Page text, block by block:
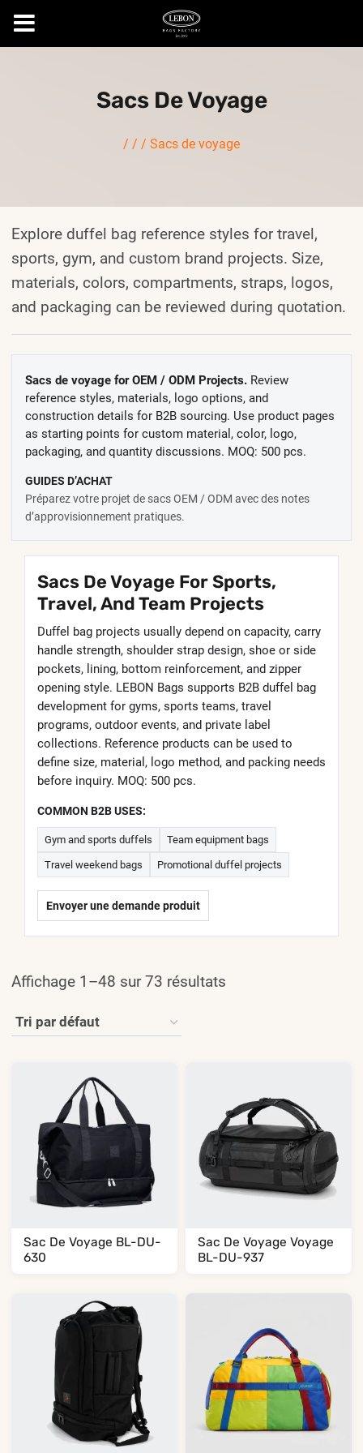
Sacs De Voyage
/ / / Sacs de voyage
Explore duffel bag reference styles for travel,
sports, gym, and custom brand projects. Size,
materials, colors, compartments, straps, logos,
and packaging can be reviewed during quotation.
Sacs de voyage for OEM / ODM Projects. Review
reference styles, materials, logo options, and
construction details for B2B sourcing. Use product pages
as starting points for custom material, color, logo,
packaging, and quantity discussions. MOQ: 500 pcs.
GUIDES D’ACHAT
Préparez votre projet de sacs OEM / ODM avec des notes
d’approvisionnement pratiques.
Sacs De Voyage For Sports,
Travel, And Team Projects
Duffel bag projects usually depend on capacity, carry
handle strength, shoulder strap design, shoe or side
pockets, lining, bottom reinforcement, and zipper
opening style. LEBON Bags supports B2B duffel bag
development for gyms, sports teams, travel
programs, outdoor events, and private label
collections. Reference products can be used to
define size, material, logo method, and packing needs
before inquiry. MOQ: 500 pcs.
COMMON B2B USES:
Gym and sports duffels Team equipment bags
Travel weekend bags Promotional duffel projects
Envoyer une demande produit
Affichage 1–48 sur 73 résultats
Sac De Voyage BL-DU-
630
Sac De Voyage Voyage
BL-DU-937